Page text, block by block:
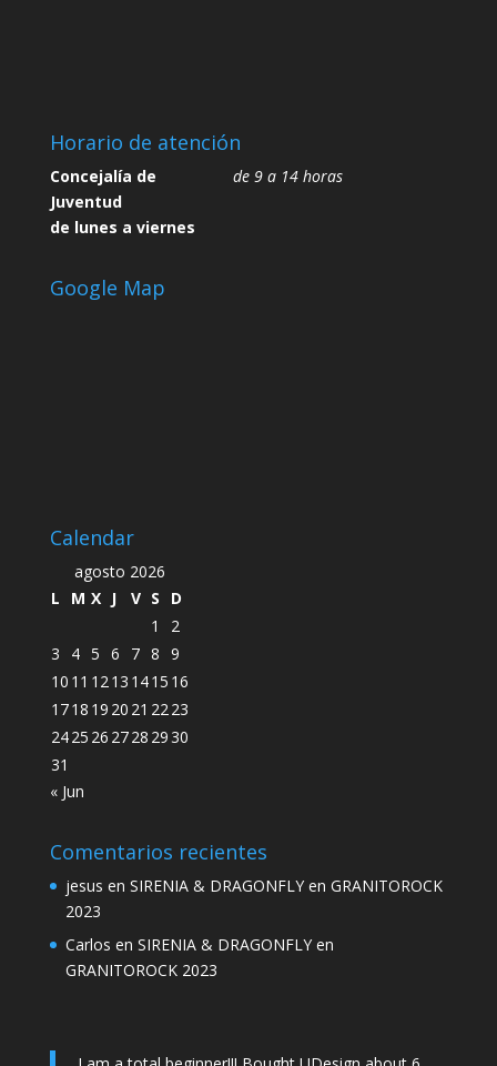
Horario de atención
Concejalía de
Juventud
de lunes a viernes
de 9 a 14 horas
Google Map
Calendar
agosto 2026
L
M X J V S
D
1
2
3
4 5 6 7 8 9
10 11 1213 1415 16
1718 19 20 21 2223
2425 26 2728 2930
31
« Jun
Comentarios recientes
jesus en SIRENIA & DRAGONFLY en GRANITOROCK
2023
Carlos en SIRENIA & DRAGONFLY en
GRANITOROCK 2023